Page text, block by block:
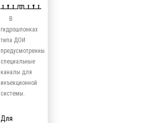
В
гидрошпонках
типа ДОИ
предусмотренны
специальные
каналы для
инъекционной
системы.
Для